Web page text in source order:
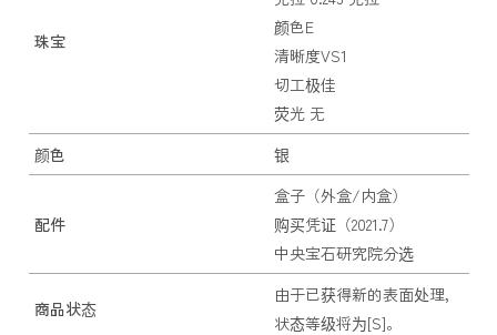
珠宝
颜色E
清晰度VS1
切工极佳
荧光 无
颜色
银
配件
盒子（外盒/内盒）
购买凭证（2021.7）
中央宝石研究院分选
商品状态
由于已获得新的表面处理，
状态等级将为[S]。